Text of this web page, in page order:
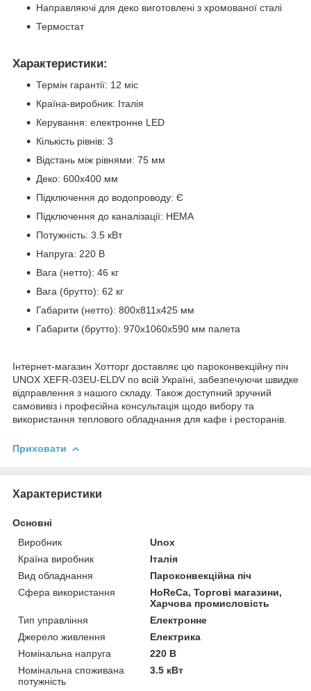
Направляючі для деко виготовлені з хромованої сталі
Термостат
Характеристики:
Термін гарантії: 12 міс
Країна-виробник: Італія
Керування: електронне LED
Кількість рівнів: 3
Відстань між рівнями: 75 мм
Деко: 600х400 мм
Підключення до водопроводу: Є
Підключення до каналізації: НЕМА
Потужність: 3.5 кВт
Напруга: 220 В
Вага (нетто): 46 кг
Вага (брутто): 62 кг
Габарити (нетто): 800x811x425 мм
Габарити (брутто): 970x1060x590 мм палета
Інтернет-магазин Хотторг доставляє цю пароконвекційну піч
UNOX XEFR-03EU-ELDV по всій Україні, забезпечуючи швидке
відправлення з нашого складу. Також доступний зручний
самовивіз і професійна консультація щодо вибору та
використання теплового обладнання для кафе і ресторанів.
Приховати
Характеристики
Основні
Виробник
Unox
Країна виробник
Італія
Вид обладнання
Пароконвекційна піч
Сфера використання
HoReCa, Торгові магазини,
Харчова промисловість
Тип управління
Електронне
Джерело живлення
Електрика
Номінальна напруга
220 В
Номінальна споживана
потужність
3.5 кВт